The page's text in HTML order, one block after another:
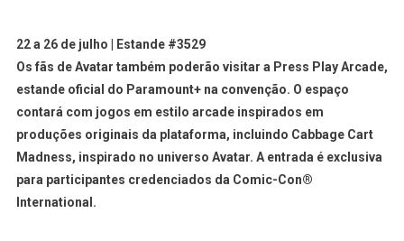
22 a 26 de julho | Estande #3529
Os fãs de Avatar também poderão visitar a Press Play Arcade,
estande oficial do Paramount+na convenção. O espaço
contará com jogos em estilo arcade inspirados em
produções originais da plataforma, incluindo Cabbage Cart
Madness, inspirado no universo Avatar. A entrada é exclusiva
para participantes credenciados da Comic-Con®
International.